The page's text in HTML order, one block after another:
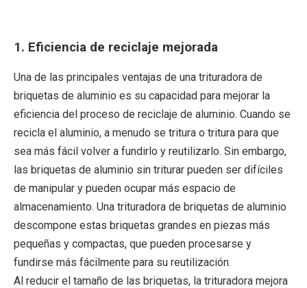
1. Eficiencia de reciclaje mejorada
Una de las principales ventajas de una trituradora de
briquetas de aluminio es su capacidad para mejorar la
eficiencia del proceso de reciclaje de aluminio. Cuando se
recicla el aluminio, a menudo se tritura o tritura para que
sea más fácil volver a fundirlo y reutilizarlo. Sin embargo,
las briquetas de aluminio sin triturar pueden ser difíciles
de manipular y pueden ocupar más espacio de
almacenamiento. Una trituradora de briquetas de aluminio
descompone estas briquetas grandes en piezas más
pequeñas y compactas, que pueden procesarse y
fundirse más fácilmente para su reutilización.
Al reducir el tamaño de las briquetas, la trituradora mejora